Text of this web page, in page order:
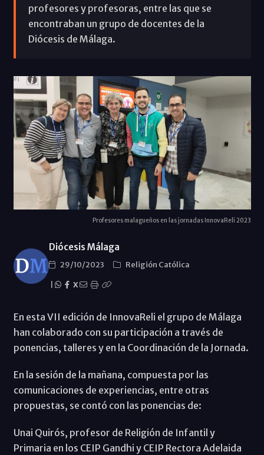
profesores y profesoras, entre las que se
encontraban un grupo de docentes de la
Diócesis de Málaga.
Profesores malagueños en las jornadas InnovaReli 2023
Diócesis Málaga
29/10/2023
Religión Católica
X
En esta VII edición de InnovaReli el grupo de Málaga
han colaborado con su participación a través de
ponencias, talleres y en la Coordinación de la Jornada.
En la sesión de la mañana, compuesta por las
comunicaciones de experiencias, entre otras
propuestas, se contó con las ponencias de:
Unai Quirós, profesor de Religión de Infantil y
Primaria en los CEIP Gandhi y CEIP Rectora Adelaida